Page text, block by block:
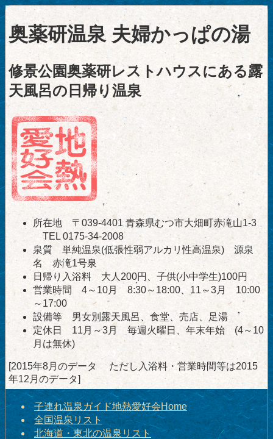
奥薬研温泉 夫婦かっぱの湯
修景公園奥薬研レストハウスにある露
天風呂の日帰り温泉
所在地 〒039-4401 青森県むつ市大畑町赤滝山1-3
TEL 0175-34-2008
泉質 単純温泉(低張性弱アルカリ性高温泉) 源泉
名 赤滝1号泉
日帰り入浴料 大人200円、子供(小中学生)100円
営業時間 4～10月 8:30～18:00、11～3月 10:00
～17:00
設備等 男女別露天風呂、食堂、売店、足湯
定休日 11月～3月 毎週火曜日、年末年始 (4～10
月は無休)
[2015年8月のデータ ただし入浴料・営業時間等は2015
年12月のデータ]
子連れ温泉ガイド地熱愛好会Home
全国温泉リスト
北海道・東北の温泉リスト